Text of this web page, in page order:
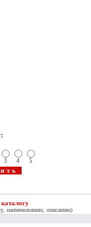
:
3 4 5
наименованию, описанию)